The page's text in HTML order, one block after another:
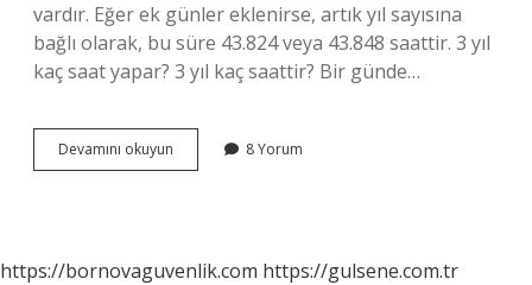
vardır. Eğer ek günler eklenirse, artık yıl sayısına
bağlı olarak, bu süre 43.824 veya 43.848 saattir. 3 yıl
kaç saat yapar? 3 yıl kaç saattir? Bir günde…
Devamını okuyun
Yıl
8 Yorum
https://bornovaguvenlik.com https://gulsene.com.tr